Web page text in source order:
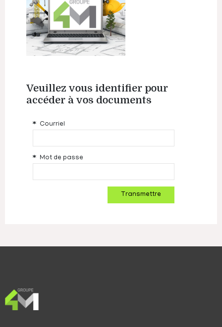
Veuillez vous identifier pour
accéder à vos documents
Courriel
Mot de passe
Transmettre